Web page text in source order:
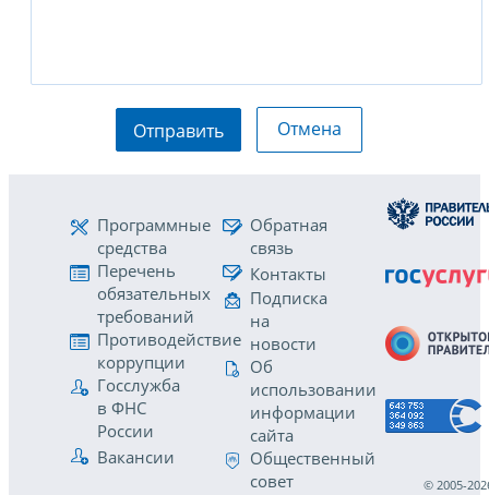
Отправить Отмена
Программные
средства
Перечень
обязательных
требований
Противодействие
коррупции
Госслужба
в ФНС
России
Вакансии
Обратная
связь
Контакты
Подписка
на
новости
Об
использовании
информации
сайта
Общественный
совет
© 2005-